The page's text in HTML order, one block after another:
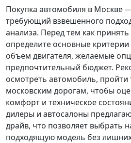
Покупка автомобиля в Москве
требующий взвешенного
анализа. Перед тем как
определите основные
объем двигателя, желаемые
предпочтительный бюджет.
осмотреть автомобиль, пройти
московским дорогам, чтобы
комфорт и техническое
дилеры и автосалоны
драйв, что позволяет выбрать
подходящую модель без